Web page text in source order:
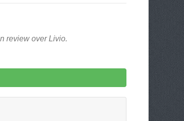
review over Livio.